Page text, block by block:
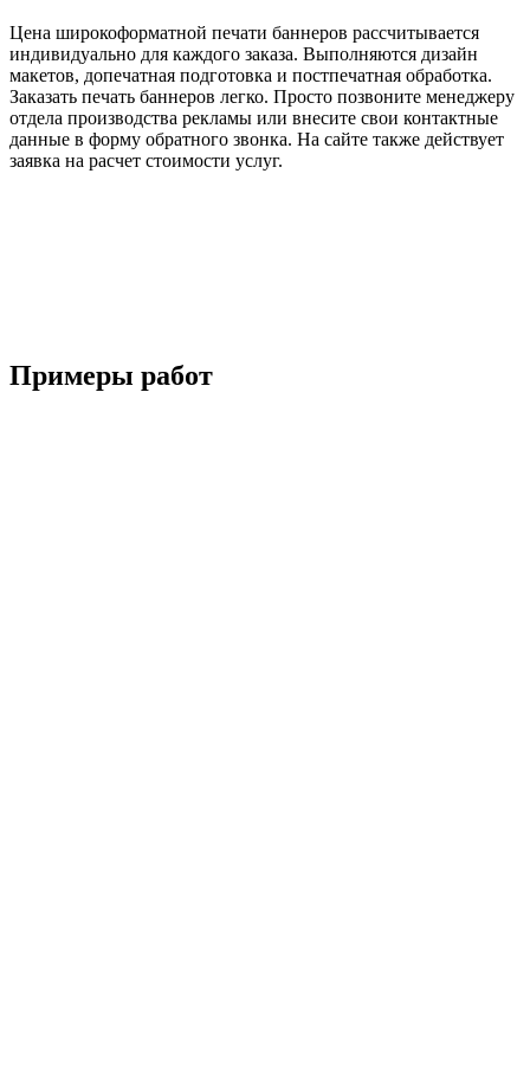
Цена широкоформатной печати баннеров рассчитывается
индивидуально для каждого заказа. Выполняются дизайн
макетов, допечатная подготовка и постпечатная обработка.
Заказать печать баннеров легко. Просто позвоните менеджеру
отдела производства рекламы или внесите свои контактные
данные в форму обратного звонка. На сайте также действует
заявка на расчет стоимости услуг.
Примеры работ